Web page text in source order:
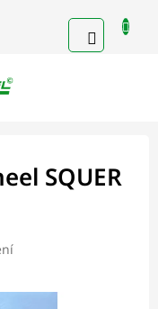
KOŠÍK
SQUER